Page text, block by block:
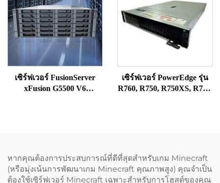
Xeon
และระบบจัดเก็บข้อมูลแบบ
EPYC
เซิร์ฟเวอร์ FusionServer
xFusion G5500 V6
เซิร์ฟเวอร์ PowerEdge รุ่น
R760, R750, R750XS, R750,
หากคุณต้องการประสบการณ์ที่ดีที่สุดสำหรับเกม Minecraft
(หรือมุ่งเน้นการพัฒนาเกม Minecraft คุณภาพสูง) คุณจำเป็น
ต้องใช้เซิร์ฟเวอร์ Minecraft เฉพาะสำหรับการโฮสต์ของคุณ